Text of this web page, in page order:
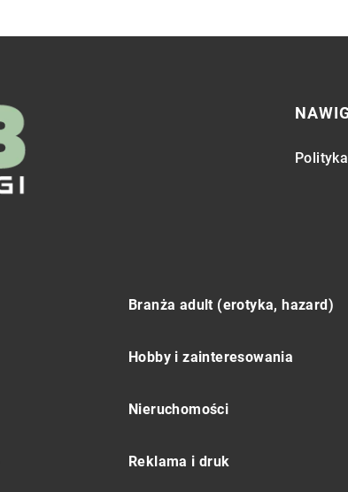
Branża adult (erotyka, hazard)
Hobby i zainteresowania
Nieruchomości
Reklama i druk